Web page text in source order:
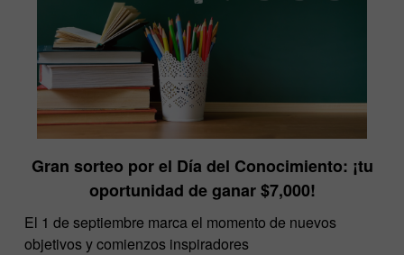
Gran sorteo por el Día del Conocimiento: ¡tu
oportunidad de ganar $7,000!
El 1 de septiembre marca el momento de nuevos
objetivos y comienzos inspiradores